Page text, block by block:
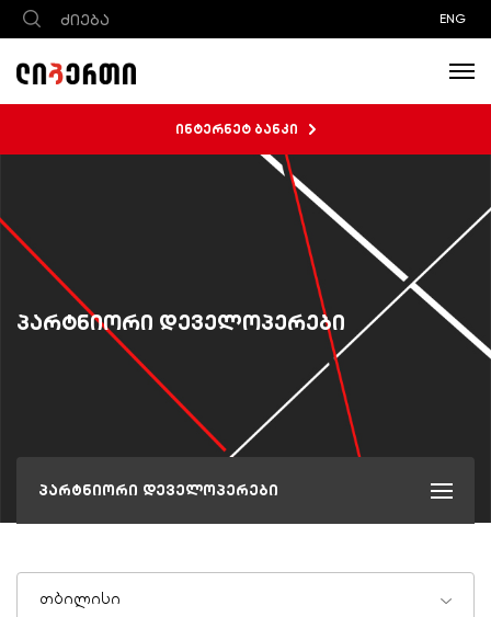
ENG
ინტერნეტ ბანკი
პარტნიორი დეველოპერები
პარტნიორი დეველოპერები
თბილისი